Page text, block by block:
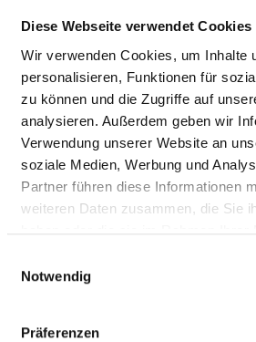
Diese Webseite verwendet Cookies
Wir verwenden Cookies, um Inhalte
personalisieren, Funktionen für
zu können und die Zugriffe auf
analysieren. Außerdem geben wir
Verwendung unserer Website an
soziale Medien, Werbung und
Partner führen diese Informationen
weiteren Daten zusammen, die Sie
Notwendig
Präferenzen
HYGIENE
HYGIENEBEAUFTRAGTE/R
Ein/e Hygienebeauftragte/r